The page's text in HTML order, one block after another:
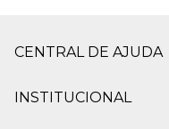
CENTRAL DE AJUDA
INSTITUCIONAL